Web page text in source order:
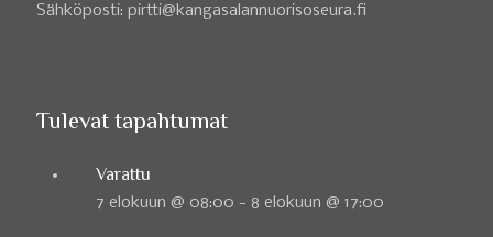
Sähköposti: pirtti@kangasalannuorisoseura.fi
Tulevat tapahtumat
Varattu
7 elokuun @ 08:00 - 8 elokuun @ 17:00